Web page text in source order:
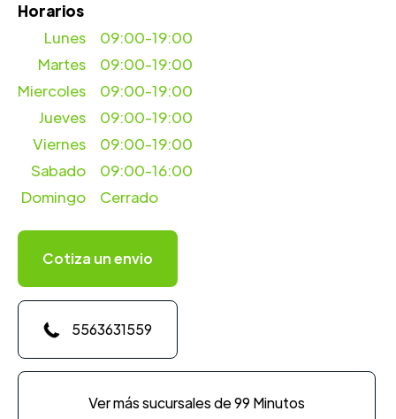
Horarios
09:00-19:00
Martes
Miercoles
Lunes
09:00-19:00
09:00-19:00
Jueves
09:00-19:00
Viernes
09:00-19:00
Sabado
09:00-16:00
Domingo
Cerrado
Cotiza un envio
5563631559
Ver más sucursales de 99 Minutos